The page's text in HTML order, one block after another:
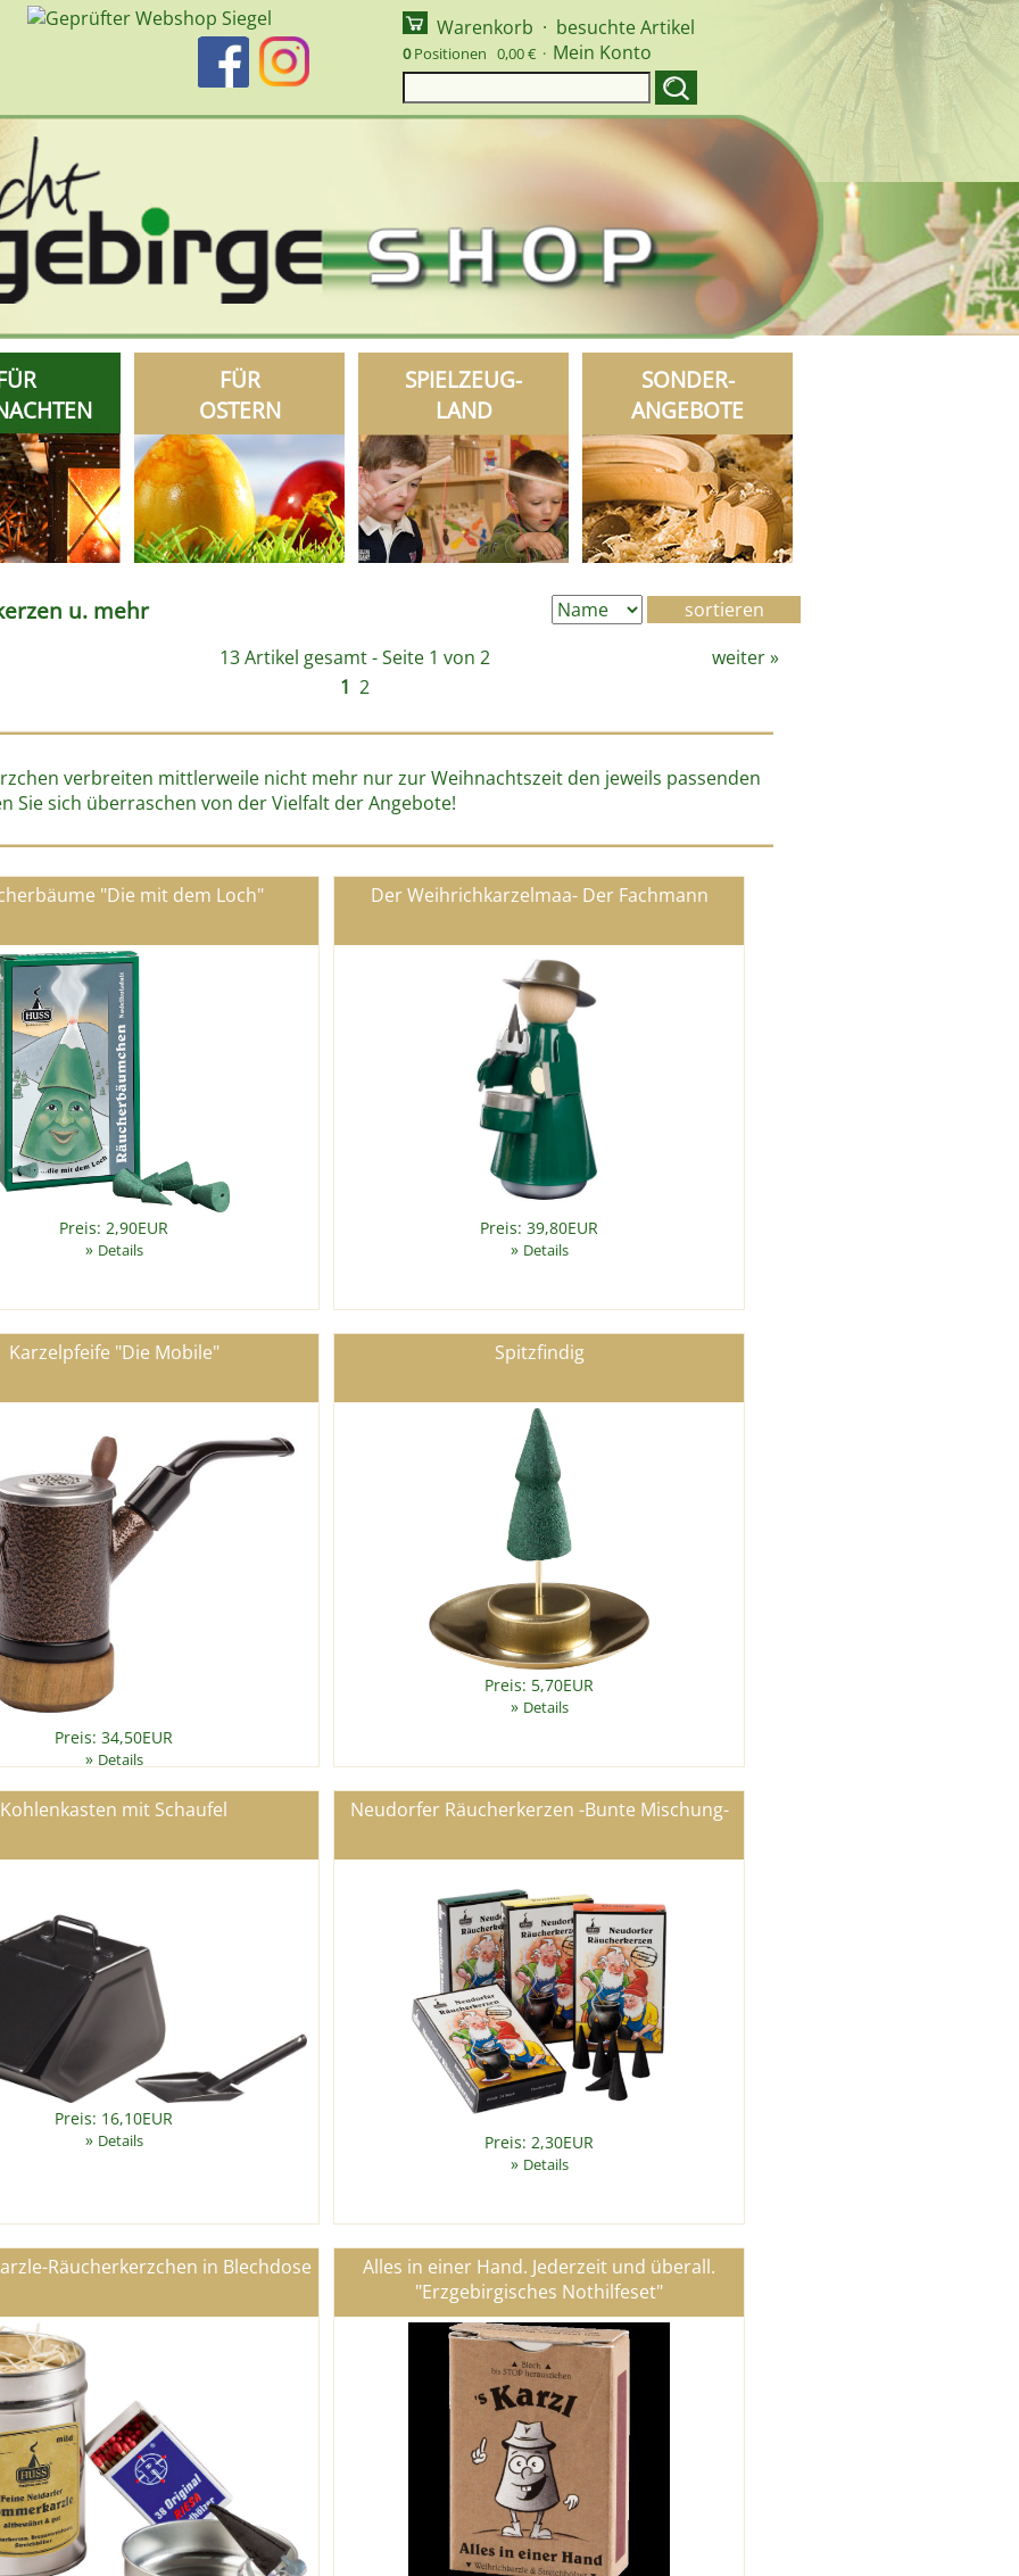
Warenkorb · besuchte Artikel
0Positionen 0,00 € · Mein Konto
FÜR
OSTERN
SPIELZEUG-
LAND
SONDER-
ANGEBOTE
u. mehr
13 Artikel gesamt - Seite 1 von 2 weiter»
1 2
verbreiten mittlerweile nicht mehr nur zur Weihnachtszeit den jeweils passenden
Sie sich überraschen von der Vielfalt der Angebote!
"Die mit dem Loch"
Preis: 2,90EUR
» Details
Der Weihrichkarzelmaa- Der Fachmann
Preis: 39,80EUR
» Details
Karzelpfeife "Die Mobile"
Preis: 34,50EUR
» Details
Spitzfindig
Preis: 5,70EUR
» Details
Kohlenkasten mit Schaufel
Preis: 16,10EUR
» Details
Neudorfer Räucherkerzen -Bunte Mischung-
Preis: 2,30EUR
» Details
Räucherkerzchen in Blechdose
Alles in einer Hand. Jederzeit und überall.
"Erzgebirgisches Nothilfeset"